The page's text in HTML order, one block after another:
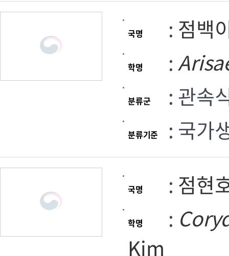
국명 : 점백
학명 :
분류군 : 관속
분류기준 : 국가
국명 : 점현
학명 :
Kim